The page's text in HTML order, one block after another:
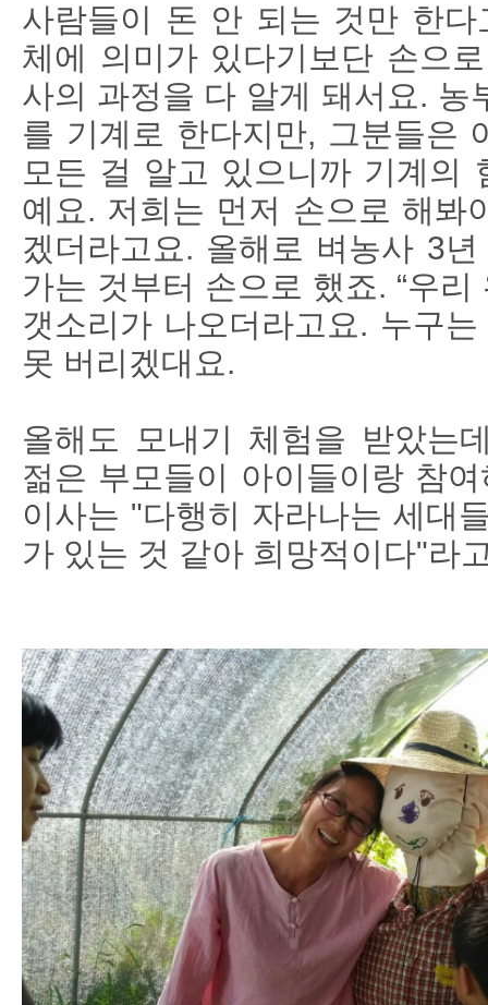
사람들이 돈 안 되는 것만 한
체에 의미가 있다기보단 손으
사의 과정을 다 알게 돼서요. 농
를 기계로 한다지만, 그분들은
모든 걸 알고 있으니까 기계의
예요. 저희는 먼저 손으로 해봐
겠더라고요. 올해로 벼농사 3
가는 것부터 손으로 했죠. “우리
갯소리가 나오더라고요. 누구
못 버리겠대요.
올해도 모내기 체험을 받았는
젊은 부모들이 아이들이랑 참
이사는 "다행히 자라나는 세대
가 있는 것 같아 희망적이다"라